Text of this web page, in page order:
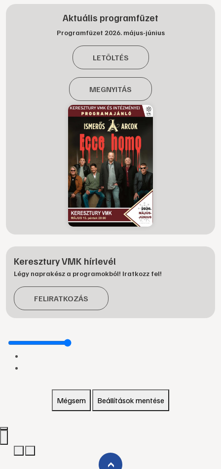
Aktuális programfüzet
Programfüzet 2026. május-június
LETÖLTÉS
MEGNYITÁS
Keresztury VMK hírlevél
Légy naprakész a programokból! Iratkozz fel!
FELIRATKOZÁS
Mégsem Beállítások mentése
›